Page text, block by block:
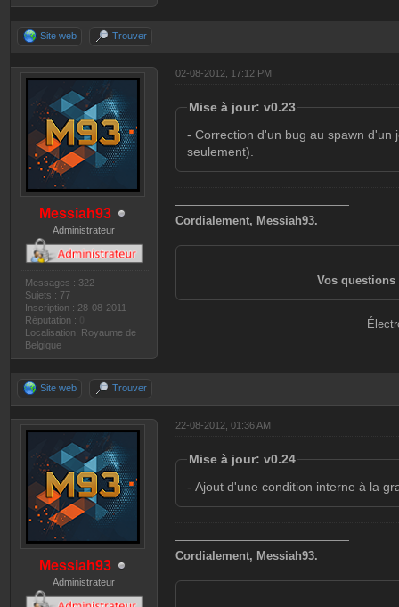
Site web Trouver
Messiah93
Administrateur
Messages : 322
Sujets : 77
Inscription : 28-08-2011
Réputation :
Localisation: Royaume de
Belgique
02-08-2012, 17:12 PM
Mise à jour: v0.23
- Correction d'un bug au spawn d'un
seulement).
———————————————
Cordialement, Messiah93.
Vos questions
Site web Trouver
Messiah93
Administrateur
22-08-2012, 01:36 AM
Mise à jour: v0.24
- Ajout d'une condition interne à la
———————————————
Cordialement, Messiah93.